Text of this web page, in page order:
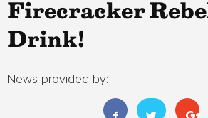
Firecracker
Drink!
News provided by: